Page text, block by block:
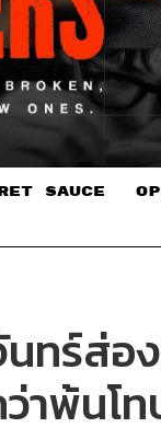
SAUCE​
ร์ส่อ
าพ้นโ